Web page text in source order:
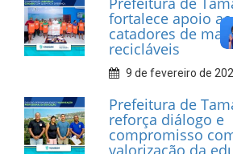
INFORMATIVOS
Prefeitura de
realiza entrega de
Associação dos
Car Service